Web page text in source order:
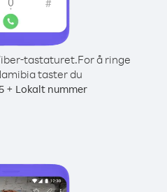
tastaturet.For å ringe
taster du
+ Lokalt nummer